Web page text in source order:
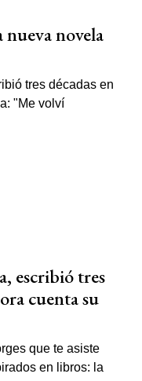
novela
escribió tres
cuenta su